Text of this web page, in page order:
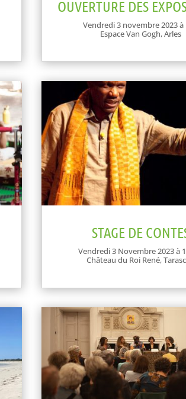
OUVERTURE DES
Vendredi 3 novembre 2023 à
Espace Van Gogh, Arles
STAGE DE
Vendredi 3 Novembre 2023 à
Château du Roi René,